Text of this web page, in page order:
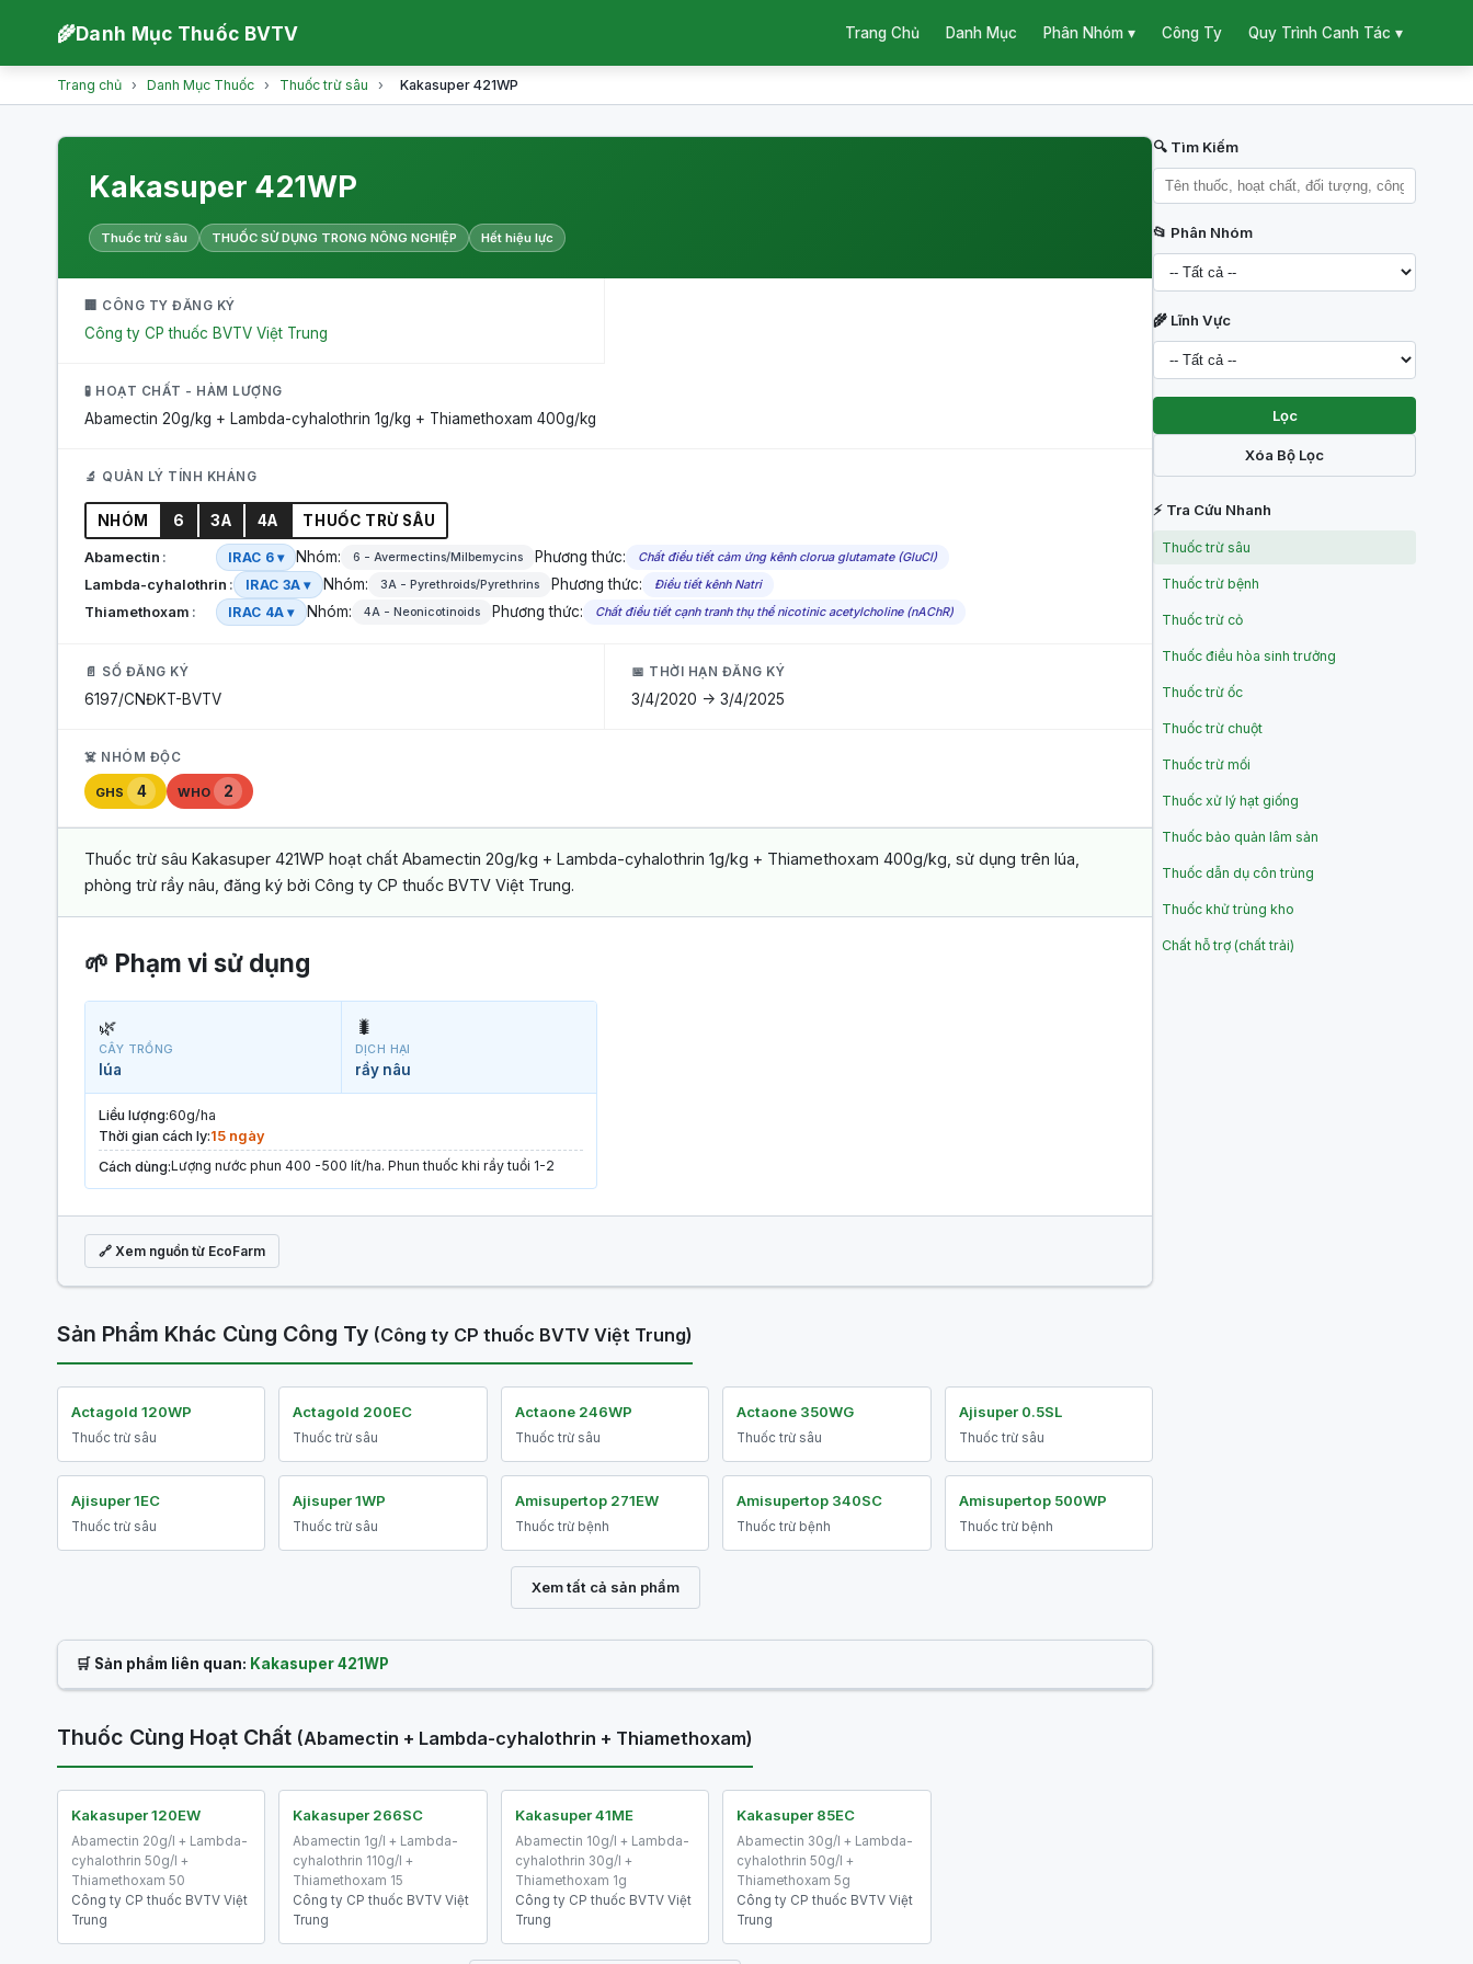
🌾Danh Mục Thuốc BVTV Trang Chủ Danh Mục Phân Nhóm ▾ Công Ty Quy Trình Canh Tác ▾
Trang chủ › Danh Mục Thuốc › Thuốc trừ sâu › Kakasuper 421WP
Kakasuper 421WP
Thuốc trừ sâu THUỐC SỬ DỤNG TRONG NÔNG NGHIỆP Hết hiệu lực
🏢 CÔNG TY ĐĂNG KÝ
Công ty CP thuốc BVTV Việt Trung
🧪 HOẠT CHẤT - HÀM LƯỢNG
Abamectin 20g/kg + Lambda-cyhalothrin 1g/kg + Thiamethoxam 400g/kg
🔬 QUẢN LÝ TÍNH KHÁNG
NHÓM 6 3A 4A THUỐC TRỪ SÂU
Abamectin IRAC 6 ▾ Nhóm: 6 - Avermectins/Milbemycins Phương thức: Chất điều tiết cảm ứng kênh clorua glutamate (GluCl)
Lambda-cyhalothrin IRAC 3A ▾ Nhóm: 3A - Pyrethroids/Pyrethrins Phương thức: Điều tiết kênh Natri
Thiamethoxam IRAC 4A ▾ Nhóm: 4A - Neonicotinoids Phương thức: Chất điều tiết cạnh tranh thụ thể nicotinic acetylcholine (nAChR)
📄 SỐ ĐĂNG KÝ
6197/CNĐKT-BVTV
📅 THỜI HẠN ĐĂNG KÝ
3/4/2020 -> 3/4/2025
☠️ NHÓM ĐỘC
GHS 4 WHO 2
Thuốc trừ sâu Kakasuper 421WP hoạt chất Abamectin 20g/kg + Lambda-cyhalothrin 1g/kg + Thiamethoxam 400g/kg, sử dụng trên lúa,
phòng trừ rầy nâu, đăng ký bởi Công ty CP thuốc BVTV Việt Trung.
🌱 Phạm vi sử dụng
🌿
CÂY TRỒNG
lúa
🐛
DỊCH HẠI
rầy nâu
Liều lượng:60g/ha
Thời gian cách ly:15 ngày
Cách dùng:Lượng nước phun 400 -500 lít/ha. Phun thuốc khi rầy tuổi 1-2
🔗 Xem nguồn từ EcoFarm
Sản Phẩm Khác Cùng Công Ty (Công ty CP thuốc BVTV Việt Trung)
Actagold 120WP
Thuốc trừ sâu
Actagold 200EC
Thuốc trừ sâu
Actaone 246WP
Thuốc trừ sâu
Actaone 350WG
Thuốc trừ sâu
Ajisuper 0.5SL
Thuốc trừ sâu
Ajisuper 1EC
Thuốc trừ sâu
Ajisuper 1WP
Thuốc trừ sâu
Amisupertop 271EW
Thuốc trừ bệnh
Amisupertop 340SC
Thuốc trừ bệnh
Amisupertop 500WP
Thuốc trừ bệnh
Xem tất cả sản phẩm
🛒 Sản phẩm liên quan: Kakasuper 421WP
Thuốc Cùng Hoạt Chất (Abamectin + Lambda-cyhalothrin + Thiamethoxam)
Kakasuper 120EW
Abamectin 20g/l + Lambda-
cyhalothrin 50g/l +
Thiamethoxam 50
Công ty CP thuốc BVTV Việt
Trung
Kakasuper 266SC
Abamectin 1g/l + Lambda-
cyhalothrin 110g/l +
Thiamethoxam 15
Công ty CP thuốc BVTV Việt
Trung
Kakasuper 41ME
Abamectin 10g/l + Lambda-
cyhalothrin 30g/l +
Thiamethoxam 1g
Công ty CP thuốc BVTV Việt
Trung
Kakasuper 85EC
Abamectin 30g/l + Lambda-
cyhalothrin 50g/l +
Thiamethoxam 5g
Công ty CP thuốc BVTV Việt
Trung
🔍 Tìm Kiếm
📂 Phân Nhóm
🌾 Lĩnh Vực
Lọc
Xóa Bộ Lọc
⚡ Tra Cứu Nhanh
Thuốc trừ sâu
Thuốc trừ bệnh
Thuốc trừ cỏ
Thuốc điều hòa sinh trưởng
Thuốc trừ ốc
Thuốc trừ chuột
Thuốc trừ mối
Thuốc xử lý hạt giống
Thuốc bảo quản lâm sản
Thuốc dẫn dụ côn trùng
Thuốc khử trùng kho
Chất hỗ trợ (chất trải)